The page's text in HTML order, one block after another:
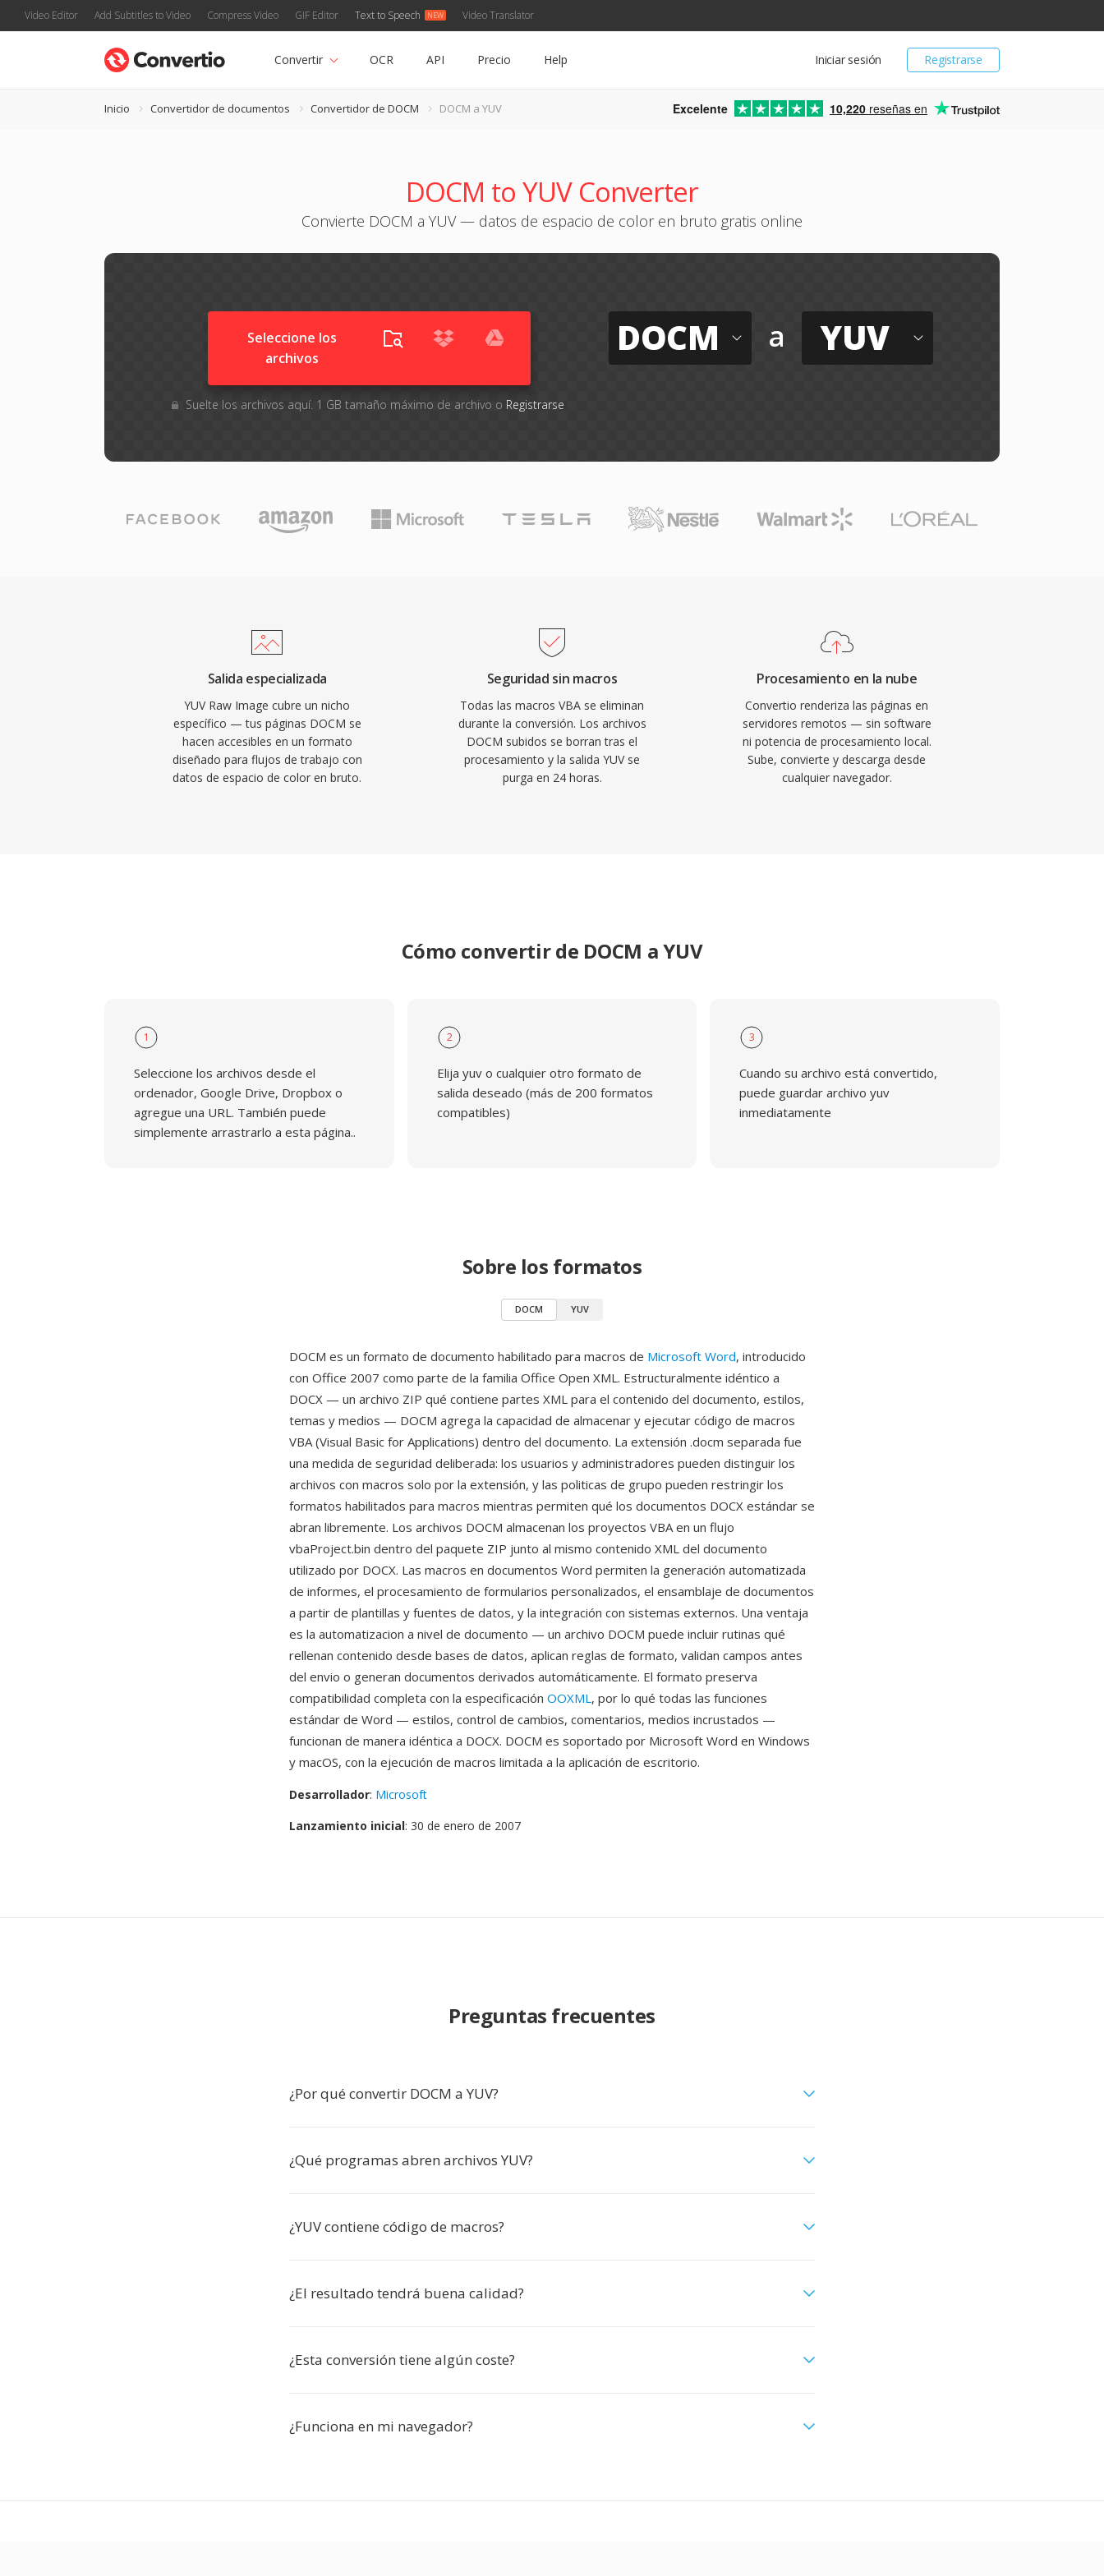
Video Editor Add Subtitles to Video Compress Video GIF Editor Text to Speech Video Translator
Registrarse
Iniciar sesión
Convertir OCR API Precio Help
Inicio Convertidor de documentos Convertidor de DOCM DOCM a YUV Excelente 10,220 reseñas en
DOCM to YUV Converter
Convierte DOCM a YUV — datos de espacio de color en bruto gratis online
Seleccione los
archivos
Suelte los archivos aquí. 1 GB tamaño máximo de archivo o Registrarse
DOCM a YUV
Salida especializada
YUV Raw Image cubre un nicho
específico — tus páginas DOCM se
hacen accesibles en un formato
diseñado para flujos de trabajo con
datos de espacio de color en bruto.
Seguridad sin macros
Todas las macros VBA se eliminan
durante la conversión. Los archivos
DOCM subidos se borran tras el
procesamiento y la salida YUV se
purga en 24 horas.
Procesamiento en la nube
Convertio renderiza las páginas en
servidores remotos — sin software
ni potencia de procesamiento local.
Sube, convierte y descarga desde
cualquier navegador.
Cómo convertir de DOCM a YUV
1
Seleccione los archivos desde el
ordenador, Google Drive, Dropbox o
agregue una URL. También puede
simplemente arrastrarlo a esta página..
2
Elija yuv o cualquier otro formato de
salida deseado (más de 200 formatos
compatibles)
3
Cuando su archivo está convertido,
puede guardar archivo yuv
inmediatamente
Sobre los formatos
DOCM YUV
DOCM es un formato de documento habilitado para macros de Microsoft Word, introducido
con Office 2007 como parte de la familia Office Open XML. Estructuralmente idéntico a
DOCX — un archivo ZIP qué contiene partes XML para el contenido del documento, estilos,
temas y medios — DOCM agrega la capacidad de almacenar y ejecutar código de macros
VBA (Visual Basic for Applications) dentro del documento. La extensión .docm separada fue
una medida de seguridad deliberada: los usuarios y administradores pueden distinguir los
archivos con macros solo por la extensión, y las politicas de grupo pueden restringir los
formatos habilitados para macros mientras permiten qué los documentos DOCX estándar se
abran libremente. Los archivos DOCM almacenan los proyectos VBA en un flujo
vbaProject.bin dentro del paquete ZIP junto al mismo contenido XML del documento
utilizado por DOCX. Las macros en documentos Word permiten la generación automatizada
de informes, el procesamiento de formularios personalizados, el ensamblaje de documentos
a partir de plantillas y fuentes de datos, y la integración con sistemas externos. Una ventaja
es la automatizacion a nivel de documento — un archivo DOCM puede incluir rutinas qué
rellenan contenido desde bases de datos, aplican reglas de formato, validan campos antes
del envio o generan documentos derivados automáticamente. El formato preserva
compatibilidad completa con la especificación OOXML, por lo qué todas las funciones
estándar de Word — estilos, control de cambios, comentarios, medios incrustados —
funcionan de manera idéntica a DOCX. DOCM es soportado por Microsoft Word en Windows
y macOS, con la ejecución de macros limitada a la aplicación de escritorio.
Desarrollador: Microsoft
Lanzamiento inicial: 30 de enero de 2007
Preguntas frecuentes
¿Por qué convertir DOCM a YUV?
¿Qué programas abren archivos YUV?
¿YUV contiene código de macros?
¿El resultado tendrá buena calidad?
¿Esta conversión tiene algún coste?
¿Funciona en mi navegador?